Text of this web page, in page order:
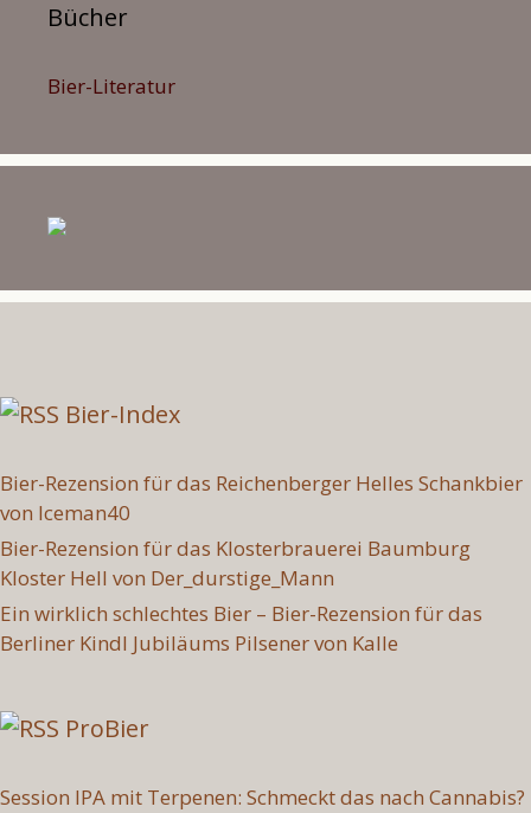
Bücher
Bier-Literatur
Bier-Index
Bier-Rezension für das Reichenberger Helles Schankbier
von Iceman40
Bier-Rezension für das Klosterbrauerei Baumburg
Kloster Hell von Der_durstige_Mann
Ein wirklich schlechtes Bier – Bier-Rezension für das
Berliner Kindl Jubiläums Pilsener von Kalle
ProBier
Session IPA mit Terpenen: Schmeckt das nach Cannabis?